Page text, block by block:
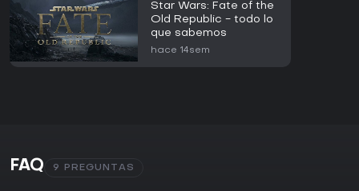
Star Wars: Fate of the
Old Republic - todo lo
que sabemos
hace 14sem
FAQ 9 PREGUNTAS